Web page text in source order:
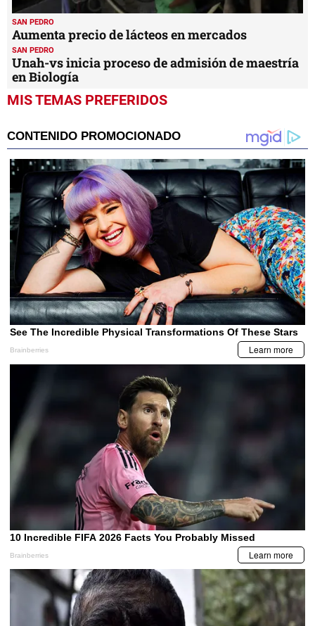
SAN PEDRO
Aumenta precio de lácteos en mercados
SAN PEDRO
Unah-vs inicia proceso de admisión de maestría
en Biología
MIS TEMAS PREFERIDOS